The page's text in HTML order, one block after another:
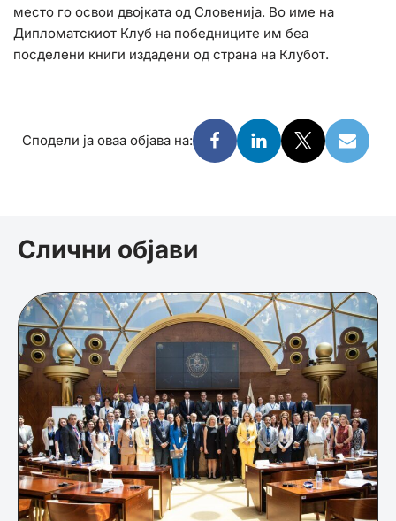
место го освои двојката од Словенија. Во име на
Дипломатскиот Клуб на победниците им беа
посделени книги издадени од страна на Клубот.
Сподели ја оваа објава на:
Слични објави